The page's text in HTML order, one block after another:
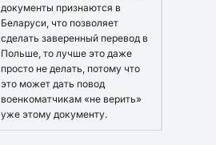
документы признаются в
Беларуси, что позволяет
сделать заверенный перевод в
Польше, то лучше это даже
просто не делать, потому что
это может дать повод
военкоматчикам «не верить»
уже этому документу.